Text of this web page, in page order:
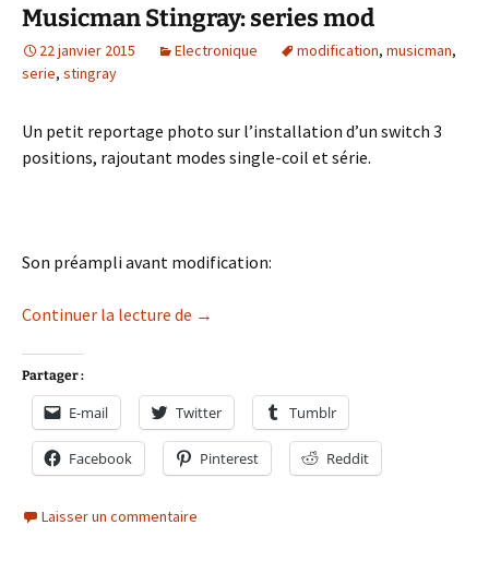
Musicman Stingray: series mod
22 janvier 2015 Electronique modification, musicman,
serie, stingray
Un petit reportage photo sur l’installation d’un switch 3
positions, rajoutant modes single-coil et série.
Son préampli avant modification:
Continuer la lecture de Musicman Stingray: series mod
→
Partager :
E-mail Twitter Tumblr
Facebook Pinterest Reddit
Laisser un commentaire